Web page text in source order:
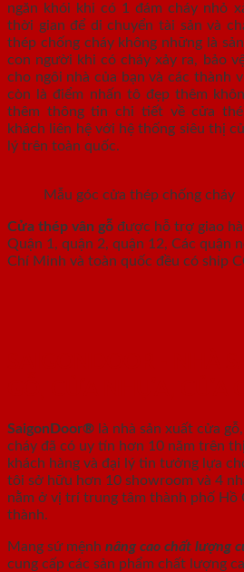
ngăn khói khi có 1 đám cháy nhỏ
thời gian để di chuyển tài sản và
thép chống cháy không những là
con người khi có cháy xảy ra, bảo
cho ngôi nhà của bạn và các thành
còn là điểm nhấn tô đẹp thêm
thêm thông tin chi tiết về cửa
khách liên hệ với hệ thống siêu thị
lý trên toàn quốc.
Mẫu góc cửa thép chống cháy
Cửa thép vân gỗ được hỗ trợ giao
Quận 1, quận 2, quận 12, Các quận
Chí Minh và toàn quốc đều có ship
SaigonDoor® là nhà sản xuất cửa
cháy đã có uy tín hơn 10 năm trên
khách hàng và đại lý tin tưởng lựa
tôi sở hữu hơn 10 showroom và 4
nằm ở vị trí trung tâm thành phố Hồ
thành.
Mang sứ mệnh nâng cao chất lượng
cung cấp các sản phẩm chất lượng